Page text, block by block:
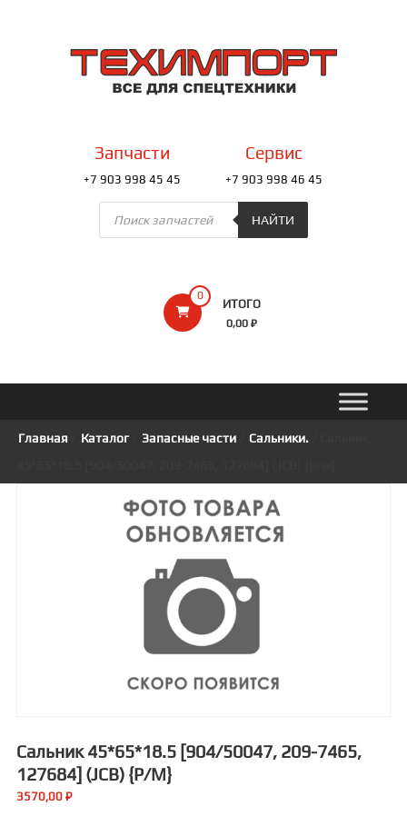
содержимомуТЕХИМПОРТ
Всё
0
ИТОГО
0,00 ₽
Запчасти
+7 903 998 45 45
Сервис
+7 903 998 46 45
Поиск
товаров
НАЙТИ
Главная Каталог/ Запасные части/ Сальники./ Сальник
Сальник 45*65*18.5 [904/50047, 209-7465,
127684] (JCB) {р/м}
3570,00 ₽